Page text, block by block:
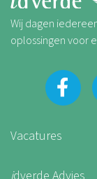
Wij dagen
oplossingen voor
Vacatures